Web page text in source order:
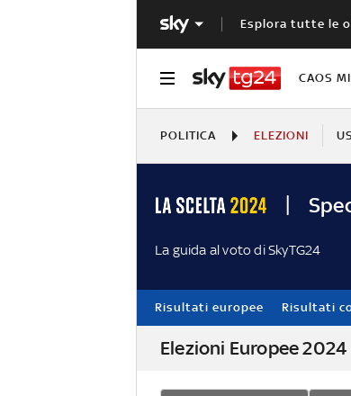
Esplora tutte le
CAOS
POLITICA ELEZIONI
La guida al voto di SkyTG24
Risultati europee Risultati
Elezioni Europee 2024